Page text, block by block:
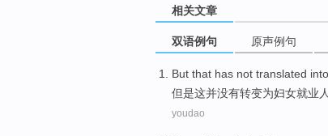
相关文章
双语例句 原声例句
But that has not translated into
但是这并没有转变为妇女就业
youdao